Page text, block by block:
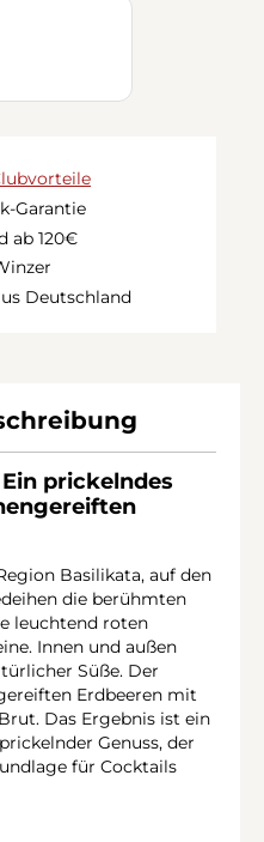
Garantie
ab 120€
Deutschland
prickelndes
Basilikata, auf den
die berühmten
leuchtend roten
Innen und außen
Süße. Der
Erdbeeren mit
Das Ergebnis ist ein
Genuss, der
für Cocktails